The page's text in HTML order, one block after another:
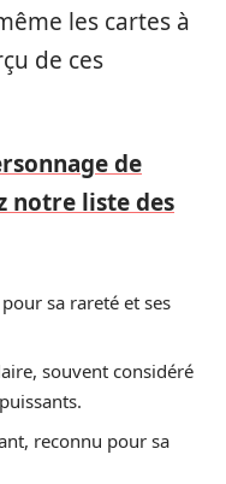
les cartes à
de ces
de
notre liste des
sa rareté et ses
souvent considéré
reconnu pour sa